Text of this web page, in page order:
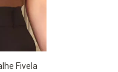
Fivela